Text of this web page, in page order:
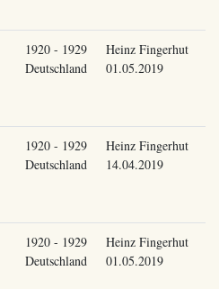
1920 - 1929
Deutschland
Heinz Fingerhut
01.05.2019
1920 - 1929
Deutschland
Heinz Fingerhut
14.04.2019
1920 - 1929
Deutschland
Heinz Fingerhut
01.05.2019